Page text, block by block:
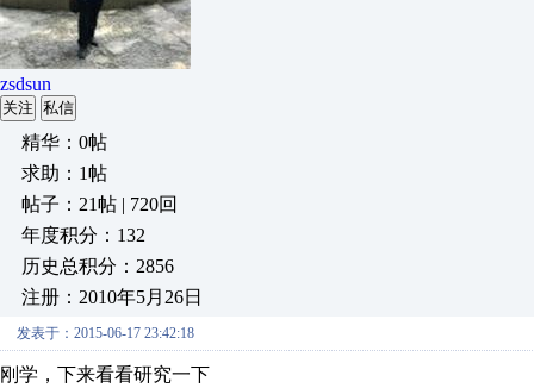
zsdsun
关注 私信
精华：0帖
求助：1帖
帖子：21帖 | 720回
年度积分：132
历史总积分：2856
注册：2010年5月26日
发表于：2015-06-17 23:42:18
刚学，下来看看研究一下